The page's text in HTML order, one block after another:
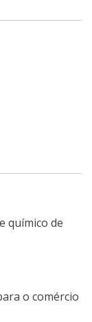
químico de
o comércio